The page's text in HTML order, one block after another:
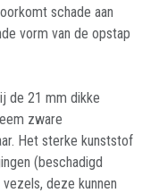
schade aan
vorm van de opstap
de 21 mm dikke
zware
Het sterke kunststof
(beschadigd
deze kunnen